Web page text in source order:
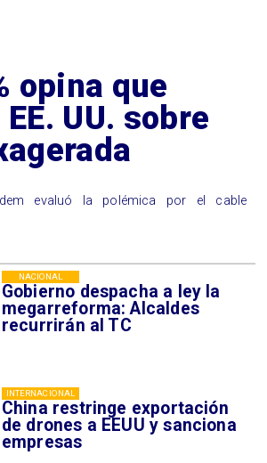
Gobierno despacha a ley la
megarreforma: Alcaldes
recurrirán al TC
NACIONAL
China restringe exportación
de drones a EEUU y sanciona
empresas
INTERNACIONAL
opina que
UU. sobre
evaluó la polémica por el cable